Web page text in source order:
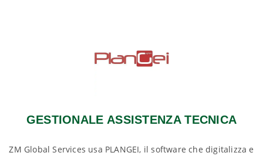
GESTIONALE ASSISTENZA TECNICA
ZM Global Services usa PLANGEI, il software che digitalizza e